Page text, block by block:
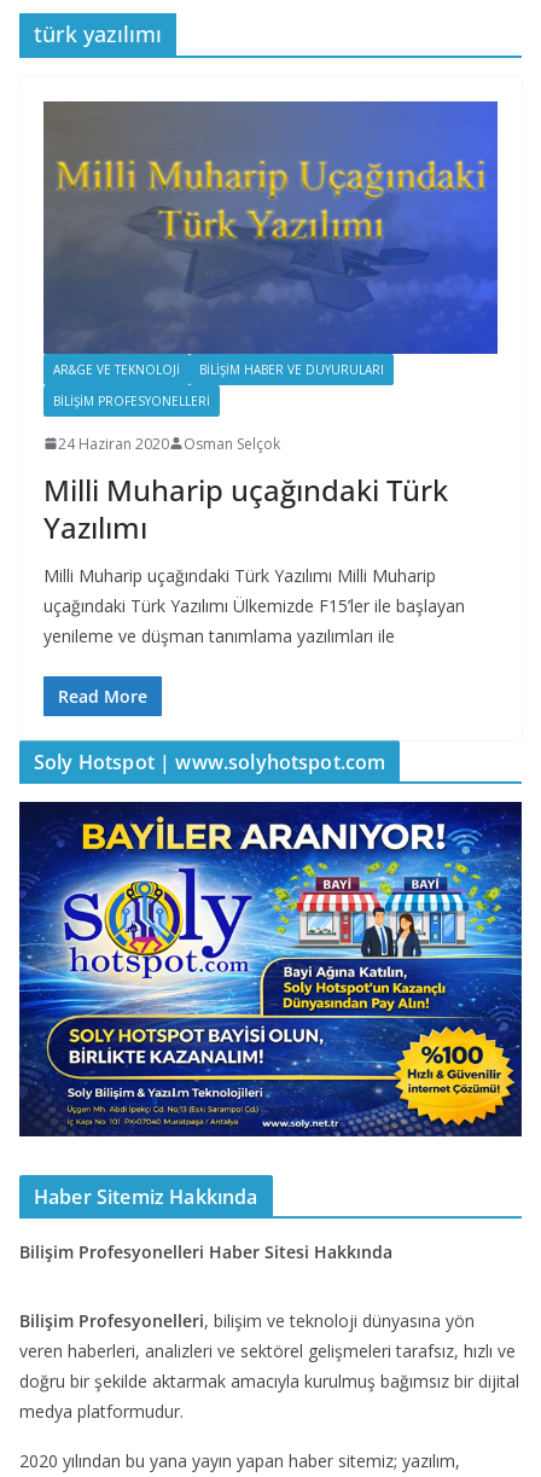
türk yazılımı
AR&GE VE TEKNOLOJI
BILIŞIM HABER VE DUYURULARI
BILIŞIM PROFESYONELLERI
24 Haziran 2020 Osman Selçok
Milli Muharip uçağındaki Türk
Yazılımı
Milli Muharip uçağındaki Türk Yazılımı Milli Muharip
uçağındaki Türk Yazılımı Ülkemizde F15’ler ile başlayan
yenileme ve düşman tanımlama yazılımları ile
Read More
Soly Hotspot | www.solyhotspot.com
Haber Sitemiz Hakkında
Bilişim Profesyonelleri Haber Sitesi Hakkında
Bilişim Profesyonelleri, bilişim ve teknoloji dünyasına yön
veren haberleri, analizleri ve sektörel gelişmeleri tarafsız, hızlı ve
doğru bir şekilde aktarmak amacıyla kurulmuş bağımsız bir dijital
medya platformudur.
2020 yılından bu yana yayın yapan haber sitemiz; yazılım,